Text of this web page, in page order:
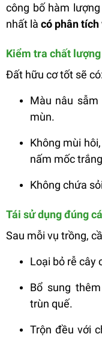
công bố hàm
nhất là có phân
Kiểm tra chất
Đất hữu cơ tốt sẽ
Màu nâu
mùn.
Không mùi
nấm mốc
Không chứa
Tái sử dụng đúng
Sau mỗi vụ trồng,
Loại bỏ rễ cây
Bổ sung
trùn quế.
Trộn đều với